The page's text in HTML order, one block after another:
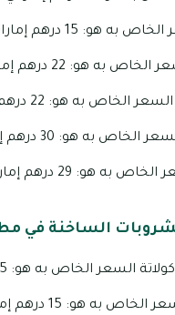
هو: 15 درهم إماراتي.
به هو: 22 درهم إماراتي
به هو: 22 درهم إماراتي.
به هو: 30 درهم إماراتي.
به هو: 29 درهم إماراتي.
الساخنة في
السعر الخاص به هو: 15 درهم إماراتي.
به هو: 15 درهم إماراتي.